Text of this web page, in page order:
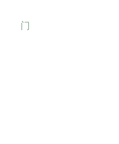
门